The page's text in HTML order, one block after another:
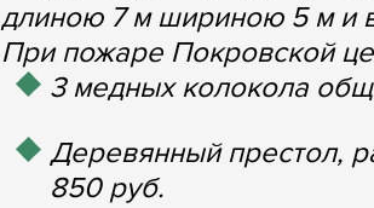
длиною 7 м шириною 5 м и
При пожаре Покровской
3 медных колокола
Деревянный престол,
850 руб.